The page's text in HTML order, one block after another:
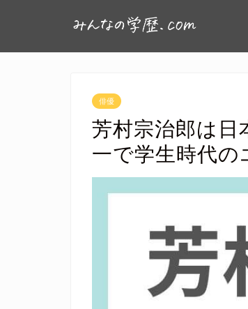
俳優
芳村宗治郎は日
一で学生時代の